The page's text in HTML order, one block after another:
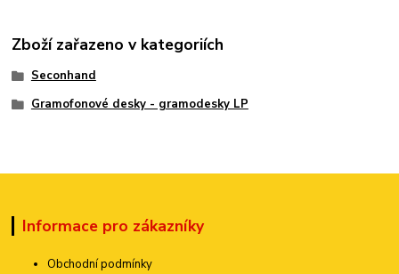
Zboží zařazeno v kategoriích
Seconhand
Gramofonové desky - gramodesky LP
Informace pro zákazníky
Obchodní podmínky